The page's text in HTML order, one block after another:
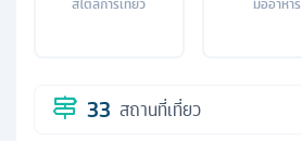
33 สถานที่เที่ยว